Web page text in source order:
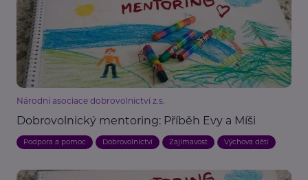
Národní asociace dobrovolnictví z.s.
Dobrovolnický mentoring: Příběh Evy a Míši
Podpora a pomoc Dobrovolnictví Zajímavost Výchova dětí